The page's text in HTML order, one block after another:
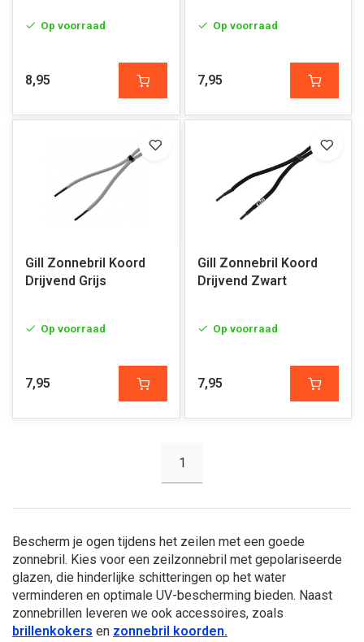
Op voorraad
8,95
Op voorraad
7,95
Gill Zonnebril Koord
Drijvend Grijs
Op voorraad
7,95
Gill Zonnebril Koord
Drijvend Zwart
Op voorraad
7,95
1
Bescherm je ogen tijdens het zeilen met een goede
zonnebril. Kies voor een zeilzonnebril met gepolariseerde
glazen, die hinderlijke schitteringen op het water
verminderen en optimale UV-bescherming bieden. Naast
zonnebrillen leveren we ook accessoires, zoals
brillenkokers en zonnebril koorden.